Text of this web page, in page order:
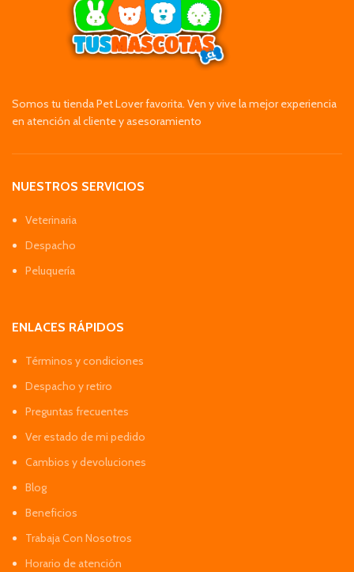
Somos tu tienda Pet Lover favorita. Ven y vive la mejor experiencia
en atención al cliente y asesoramiento
NUESTROS SERVICIOS
Veterinaria
Despacho
Peluquería
ENLACES RÁPIDOS
Términos y condiciones
Despacho y retiro
Preguntas frecuentes
Ver estado de mi pedido
Cambios y devoluciones
Blog
Beneficios
Trabaja Con Nosotros
Horario de atención